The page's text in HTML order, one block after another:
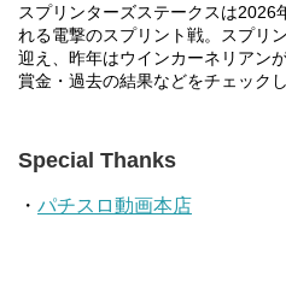
スプリンターズステークスは2026
れる電撃のスプリント戦。スプリ
迎え、昨年はウインカーネリアン
賞金・過去の結果などをチェック
Special Thanks
・ パチスロ動画本店